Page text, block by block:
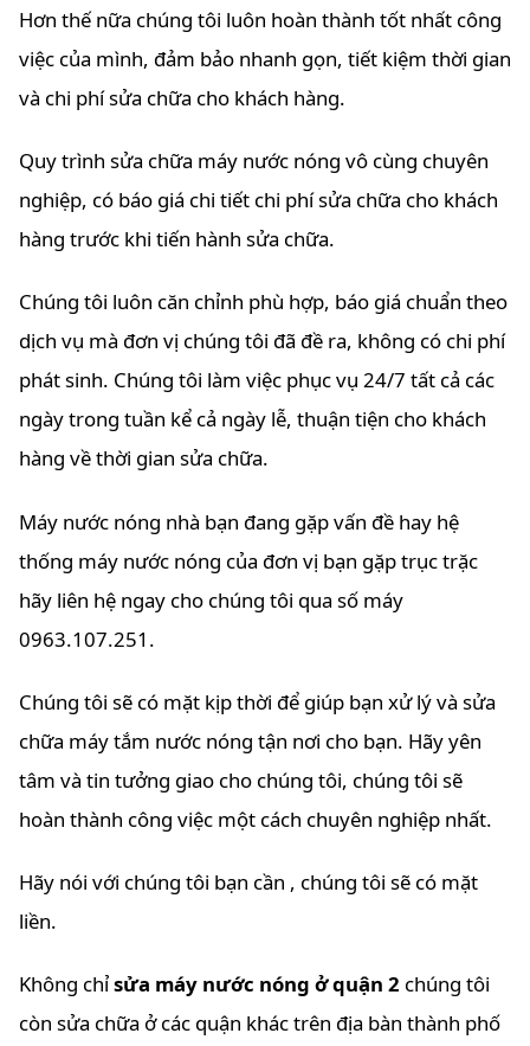
Hơn thế nữa chúng tôi luôn hoàn thành tốt nhất công
việc của mình, đảm bảo nhanh gọn, tiết kiệm thời gian
và chi phí sửa chữa cho khách hàng.
Quy trình sửa chữa máy nước nóng vô cùng chuyên
nghiệp, có báo giá chi tiết chi phí sửa chữa cho khách
hàng trước khi tiến hành sửa chữa.
Chúng tôi luôn căn chỉnh phù hợp, báo giá chuẩn theo
dịch vụ mà đơn vị chúng tôi đã đề ra, không có chi phí
phát sinh. Chúng tôi làm việc phục vụ 24/7 tất cả các
ngày trong tuần kể cả ngày lễ, thuận tiện cho khách
hàng về thời gian sửa chữa.
Máy nước nóng nhà bạn đang gặp vấn đề hay hệ
thống máy nước nóng của đơn vị bạn gặp trục trặc
hãy liên hệ ngay cho chúng tôi qua số máy
0963.107.251.
Chúng tôi sẽ có mặt kịp thời để giúp bạn xử lý và sửa
chữa máy tắm nước nóng tận nơi cho bạn. Hãy yên
tâm và tin tưởng giao cho chúng tôi, chúng tôi sẽ
hoàn thành công việc một cách chuyên nghiệp nhất.
Hãy nói với chúng tôi bạn cần , chúng tôi sẽ có mặt
liền.
Không chỉsửa máy nước nóng ở quận 2 chúng tôi
còn sửa chữa ở các quận khác trên địa bàn thành phố